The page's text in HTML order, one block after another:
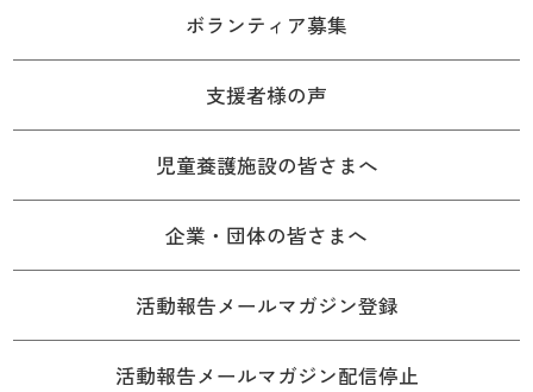
ボランティア募集
支援者様の声
児童養護施設の皆さまへ
企業・団体の皆さまへ
活動報告メールマガジン登録
活動報告メールマガジン配信停止